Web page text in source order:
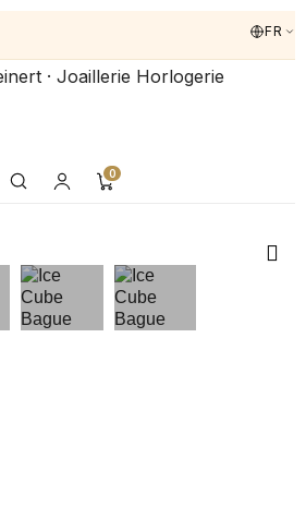
FR
0